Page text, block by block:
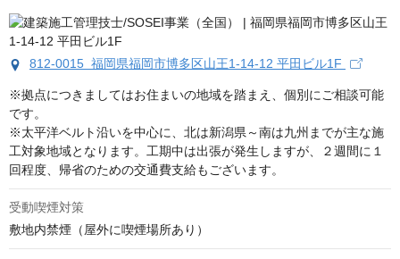
812-0015 福岡県福岡市博多区山王1-14-12 平田ビル1F
※拠点につきましてはお住まいの地域を踏まえ、個別にご相談可能
です。
※太平洋ベルト沿いを中心に、北は新潟県～南は九州までが主な施
工対象地域となります。工期中は出張が発生しますが、２週間に１
回程度、帰省のための交通費支給もございます。
受動喫煙対策
敷地内禁煙（屋外に喫煙場所あり）